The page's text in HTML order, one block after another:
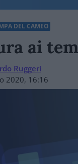
DEL CAMEO
ai
Ruggeri
2020, 16:16